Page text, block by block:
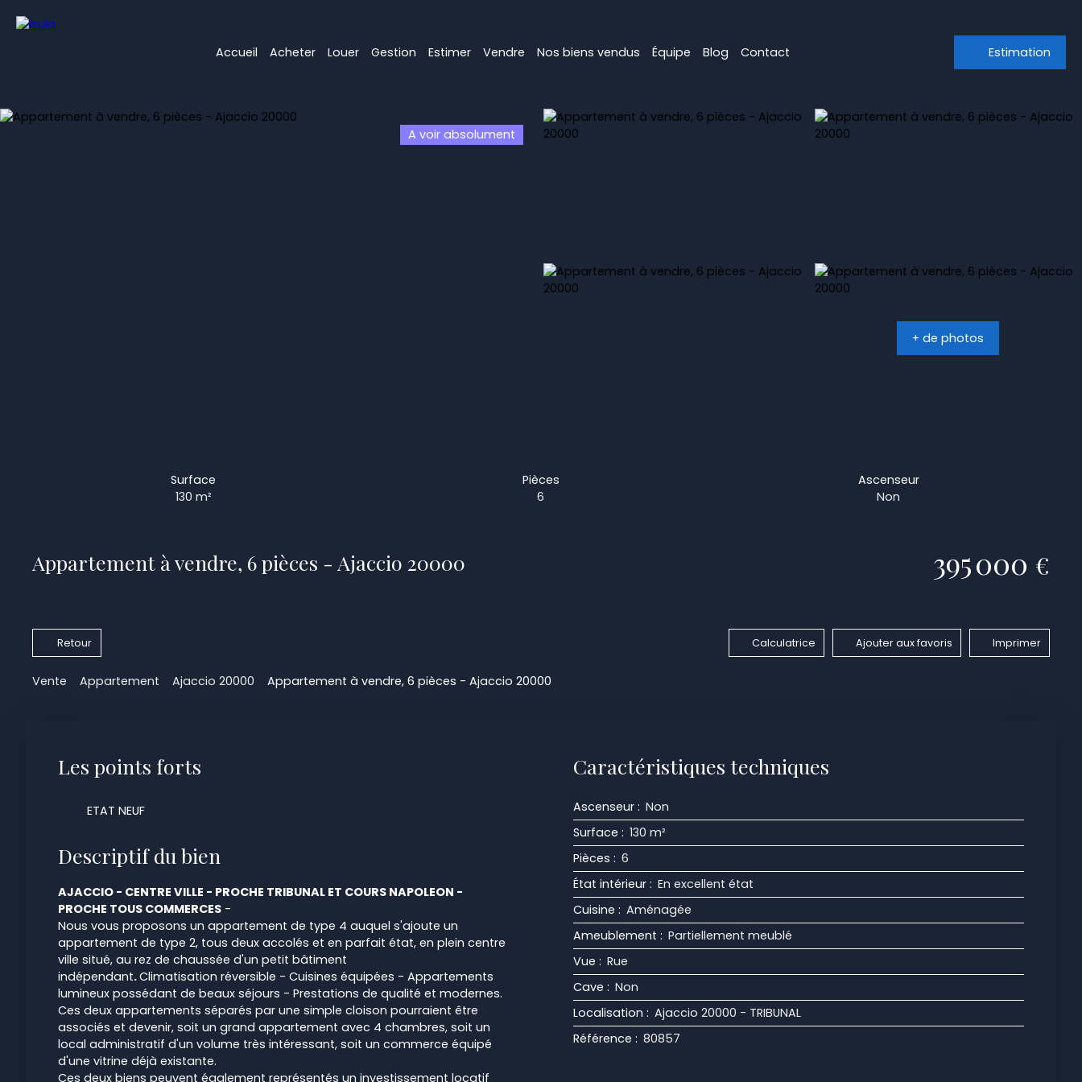
Accueil Acheter Louer Gestion Estimer Vendre Nos biens vendus Équipe Blog Contact Estimation
A voir absolument
+ de photos
Surface
130 m²
Pièces
6
Ascenseur
Non
Appartement à vendre, 6 pièces - Ajaccio 20000 395 000 €
Retour Calculatrice Ajouter aux favoris Imprimer
Vente Appartement Ajaccio 20000 Appartement à vendre, 6 pièces - Ajaccio 20000
Les points forts
ETAT NEUF
Descriptif du bien
AJACCIO - CENTRE VILLE - PROCHE TRIBUNAL ET COURS NAPOLEON -
PROCHE TOUS COMMERCES -
Nous vous proposons un appartement de type 4 auquel s'ajoute un
appartement de type 2, tous deux accolés et en parfait état, en plein centre
ville situé, au rez de chaussée d'un petit bâtiment
indépendant.Climatisation réversible - Cuisines équipées - Appartements
lumineux possédant de beaux séjours - Prestations de qualité et modernes.
Ces deux appartements séparés par une simple cloison pourraient être
associés et devenir, soit un grand appartement avec 4 chambres, soit un
local administratif d'un volume très intéressant, soit un commerce équipé
d'une vitrine déjà existante.
Ces deux biens peuvent également représentés un investissement locatif
Caractéristiques techniques
Ascenseur : Non
Surface : 130 m²
Pièces : 6
État intérieur : En excellent état
Cuisine : Aménagée
Ameublement : Partiellement meublé
Vue : Rue
Cave : Non
Localisation : Ajaccio 20000 - TRIBUNAL
Référence : 80857